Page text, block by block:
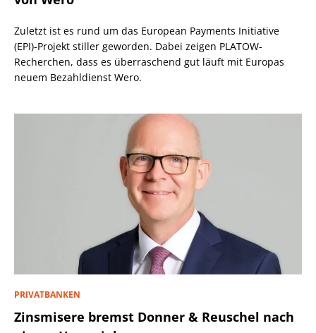
Zuletzt ist es rund um das European Payments Initiative
(EPI)-Projekt stiller geworden. Dabei zeigen PLATOW-
Recherchen, dass es überraschend gut läuft mit Europas
neuem Bezahldienst Wero.
PRIVATBANKEN
Zinsmisere bremst Donner & Reuschel nach